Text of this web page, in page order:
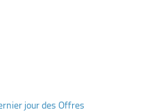
jour des Offres